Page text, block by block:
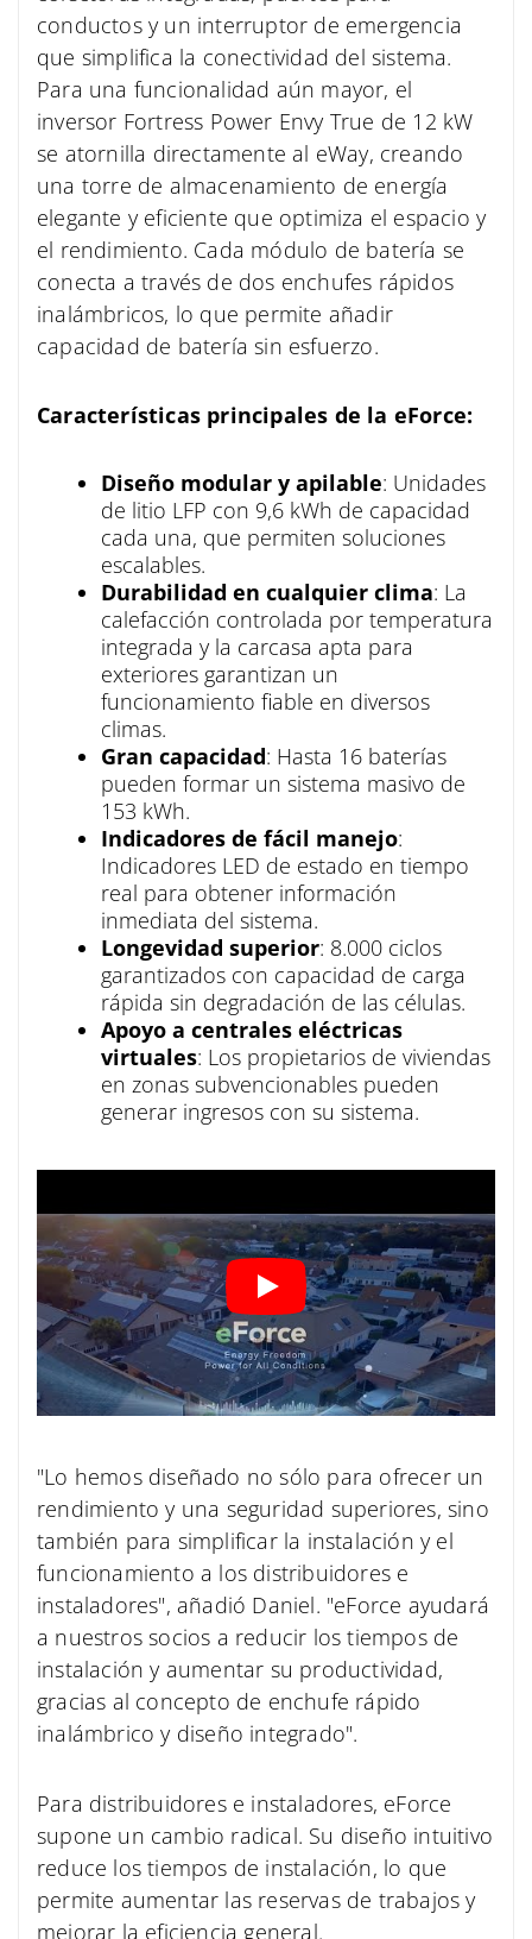
conductos y un interruptor de emergencia
que simplifica la conectividad del sistema.
Para una funcionalidad aún mayor, el
inversor Fortress Power Envy True de 12 kW
se atornilla directamente al eWay, creando
una torre de almacenamiento de energía
elegante y eficiente que optimiza el espacio y
el rendimiento. Cada módulo de batería se
conecta a través de dos enchufes rápidos
inalámbricos, lo que permite añadir
capacidad de batería sin esfuerzo.
Características principales de la eForce:
Diseño modular y apilable: Unidades
de litio LFP con 9,6 kWh de capacidad
cada una, que permiten soluciones
escalables.
Durabilidad en cualquier clima: La
calefacción controlada por temperatura
integrada y la carcasa apta para
exteriores garantizan un
funcionamiento fiable en diversos
climas.
Gran capacidad: Hasta 16 baterías
pueden formar un sistema masivo de
153 kWh.
Indicadores de fácil manejo:
Indicadores LED de estado en tiempo
real para obtener información
inmediata del sistema.
Longevidad superior: 8.000 ciclos
garantizados con capacidad de carga
rápida sin degradación de las células.
Apoyo a centrales eléctricas
virtuales: Los propietarios de viviendas
en zonas subvencionables pueden
generar ingresos con su sistema.
"Lo hemos diseñado no sólo para ofrecer un
rendimiento y una seguridad superiores, sino
también para simplificar la instalación y el
funcionamiento a los distribuidores e
instaladores", añadió Daniel. "eForce ayudará
a nuestros socios a reducir los tiempos de
instalación y aumentar su productividad,
gracias al concepto de enchufe rápido
inalámbrico y diseño integrado".
Para distribuidores e instaladores, eForce
supone un cambio radical. Su diseño intuitivo
reduce los tiempos de instalación, lo que
permite aumentar las reservas de trabajos y
mejorar la eficiencia general.